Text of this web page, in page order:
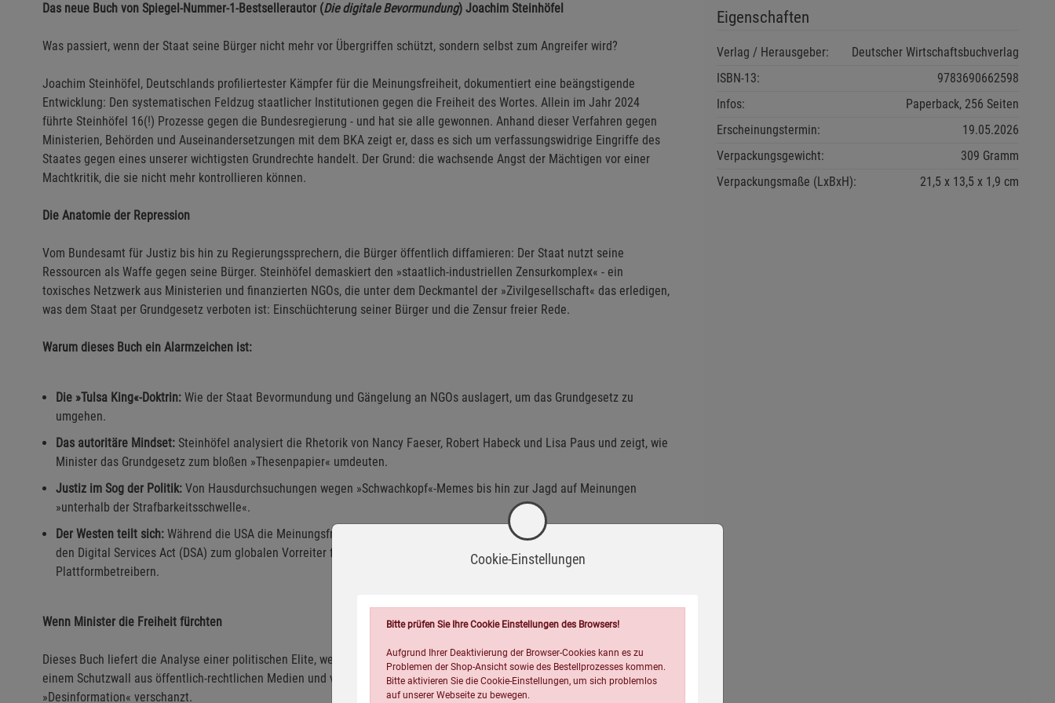
Das neue Buch von Spiegel-Nummer-1-Bestsellerautor (Die digitale Bevormundung) Joachim Steinhöfel
Was passiert, wenn der Staat seine Bürger nicht mehr vor Übergriffen schützt, sondern selbst zum Angreifer wird?
Joachim Steinhöfel, Deutschlands profiliertester Kämpfer für die Meinungsfreiheit, dokumentiert eine beängstigende
Entwicklung: Den systematischen Feldzug staatlicher Institutionen gegen die Freiheit des Wortes. Allein im Jahr 2024
führte Steinhöfel 16(!) Prozesse gegen die Bundesregierung - und hat sie alle gewonnen. Anhand dieser Verfahren gegen
Ministerien, Behörden und Auseinandersetzungen mit dem BKA zeigt er, dass es sich um verfassungswidrige Eingriffe des
Staates gegen eines unserer wichtigsten Grundrechte handelt. Der Grund: die wachsende Angst der Mächtigen vor einer
Machtkritik, die sie nicht mehr kontrollieren können.
Die Anatomie der Repression
Vom Bundesamt für Justiz bis hin zu Regierungssprechern, die Bürger öffentlich diffamieren: Der Staat nutzt seine
Ressourcen als Waffe gegen seine Bürger. Steinhöfel demaskiert den »staatlich-industriellen Zensurkomplex« - ein
toxisches Netzwerk aus Ministerien und finanzierten NGOs, die unter dem Deckmantel der »Zivilgesellschaft« das erledigen,
was dem Staat per Grundgesetz verboten ist: Einschüchterung seiner Bürger und die Zensur freier Rede.
Warum dieses Buch ein Alarmzeichen ist:
Die »Tulsa King«-Doktrin: Wie der Staat Bevormundung und Gängelung an NGOs auslagert, um das Grundgesetz zu
umgehen.
Das autoritäre Mindset: Steinhöfel analysiert die Rhetorik von Nancy Faeser, Robert Habeck und Lisa Paus und zeigt, wie
Minister das Grundgesetz zum bloßen »Thesenpapier« umdeuten.
Justiz im Sog der Politik: Von Hausdurchsuchungen wegen »Schwachkopf«-Memes bis hin zur Jagd auf Meinungen
»unterhalb der Strafbarkeitsschwelle«.
Der Westen teilt sich: Während die USA die Meinungsfreiheit als Schutzschild des Bürgers verteidigen, wird Europa durch
den Digital Services Act (DSA) zum globalen Vorreiter für staatliche Bevormundung und die Verfolgung von
Plattformbetreibern.
Wenn Minister die Freiheit fürchten
Dieses Buch liefert die Analyse einer politischen Elite, welche die ungesteuerte Öffentlichkeit fürchtet und sich hinter
einem Schutzwall aus öffentlich-rechtlichen Medien und vagen Rechtsbegriffen wie »Hass und Hetze« und
»Desinformation« verschanzt.
Eigenschaften
Verlag / Herausgeber:
Deutscher Wirtschaftsbuchverlag
ISBN-13:
9783690662598
Infos:
Paperback, 256 Seiten
Erscheinungstermin:
19.05.2026
Verpackungsgewicht:
309 Gramm
Verpackungsmaße (LxBxH):
21,5 13,5 1,9 cm
Cookie-Einstellungen
Bitte prüfen Sie Ihre Cookie Einstellungen des Browsers!
Aufgrund Ihrer Deaktivierung der Browser-Cookies kann es zu
Problemen der Shop-Ansicht sowie des Bestellprozesses kommen.
Bitte aktivieren Sie die Cookie-Einstellungen, um sich problemlos
auf unserer Webseite zu bewegen.